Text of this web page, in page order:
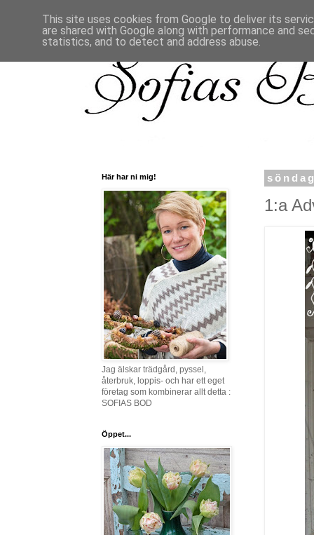
1:a
Här har ni mig!
Jag älskar trädgård, pyssel,
återbruk, loppis- och har ett eget
företag som kombinerar allt detta :
SOFIAS BOD
Öppet...
This site uses cookies from Google to deliver its
are shared with Google along with performance and
statistics, and to detect and address abuse.